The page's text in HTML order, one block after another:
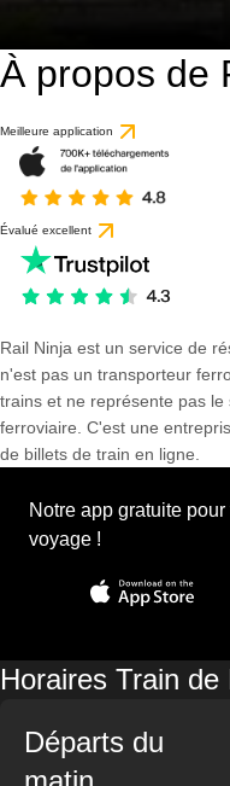
À propos de
Meilleure application
Évalué excellent
Rail Ninja est un service de
n'est pas un transporteur
trains et ne représente pas
ferroviaire. C'est une
de billets de train en ligne.
Notre app gratuite
voyage !
Horaires Train
Départs du